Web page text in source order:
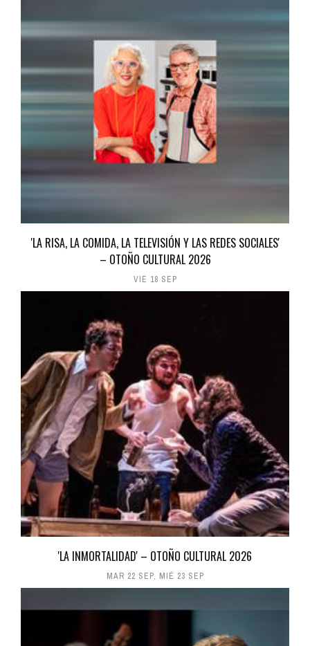
'LA RISA, LA COMIDA, LA TELEVISIÓN Y LAS REDES SOCIALES'
– OTOÑO CULTURAL 2026
VIE 18 SEP
'LA INMORTALIDAD' – OTOÑO CULTURAL 2026
MAR 22 SEP, MIÉ 23 SEP